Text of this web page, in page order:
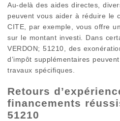
Au-delà des aides directes,
peuvent vous aider à réduire le
CITE, par exemple, vous offre
sur le montant investi. Dans
VERDON; 51210, des
d’impôt supplémentaires
travaux spécifiques.
Retours
financements
51210